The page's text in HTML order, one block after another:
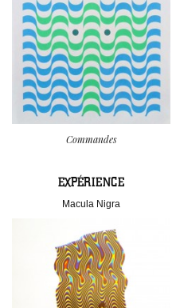
Commandes
EXPÉRIENCE
Macula Nigra